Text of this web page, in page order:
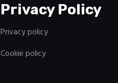
Privacy Policy
Privacy policy
Cookie policy